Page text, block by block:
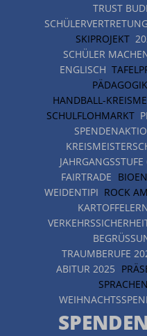
TRUST
SCHÜLERVERTRETUNG
SKIPROJEKT
SCHÜLER
ENGLISCH
HANDBALL-
SCHULFLOHMARKT
JAHRGANGSSTUFE
FAIRTRADE
WEIDENTIPI ROCK
TRAUMBERUFE
ABITUR 2025